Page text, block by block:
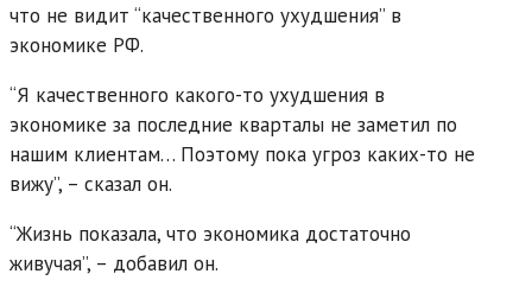
что не видит “качественного ухудшения” в
экономике РФ.
“Я качественного какого-то ухудшения в
экономике за последние кварталы не заметил по
нашим клиентам… Поэтому пока угроз каких-то не
вижу”, – сказал он.
“Жизнь показала, что экономика достаточно
живучая”, – добавил он.